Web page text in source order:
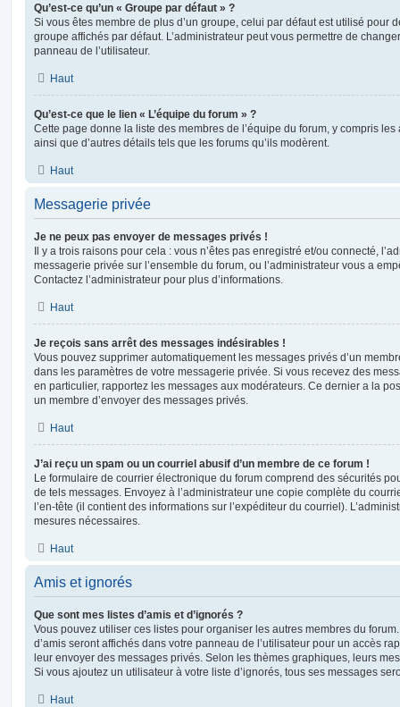
Qu’est-ce qu’un « Groupe par défaut » ?
Si vous êtes membre de plus d’un groupe, celui par défaut est utilisé pour
groupe affichés par défaut. L’administrateur peut vous permettre de
panneau de l’utilisateur.
Haut
Qu’est-ce que le lien « L’équipe du forum » ?
Cette page donne la liste des membres de l’équipe du forum, y compris
ainsi que d’autres détails tels que les forums qu’ils modèrent.
Haut
Messagerie privée
Je ne peux pas envoyer de messages privés !
Il y a trois raisons pour cela : vous n’êtes pas enregistré et/ou connecté,
messagerie privée sur l’ensemble du forum, ou l’administrateur vous a
Contactez l’administrateur pour plus d’informations.
Haut
Je reçois sans arrêt des messages indésirables !
Vous pouvez supprimer automatiquement les messages privés d’un
dans les paramètres de votre messagerie privée. Si vous recevez des
en particulier, rapportez les messages aux modérateurs. Ce dernier a la
un membre d’envoyer des messages privés.
Haut
J’ai reçu un spam ou un courriel abusif d’un membre de ce forum !
Le formulaire de courrier électronique du forum comprend des sécurités
de tels messages. Envoyez à l’administrateur une copie complète du
l’en-tête (il contient des informations sur l’expéditeur du courriel).
mesures nécessaires.
Haut
Amis et ignorés
Que sont mes listes d’amis et d’ignorés ?
Vous pouvez utiliser ces listes pour organiser les autres membres du
d’amis seront affichés dans votre panneau de l’utilisateur pour un accès
leur envoyer des messages privés. Selon les thèmes graphiques, leurs
Si vous ajoutez un utilisateur à votre liste d’ignorés, tous ses messages
Haut